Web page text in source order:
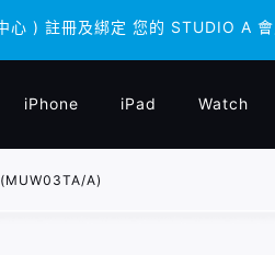
) 註冊及綁定 您的 STUDIO A
) 註冊及綁定 您的 STUDIO A
iPhone iPad Watch
A)